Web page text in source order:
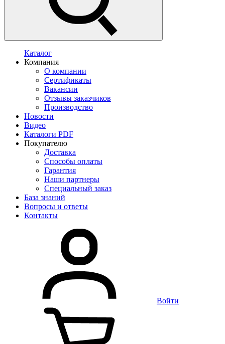
Каталог
Компания
О компании
Сертификаты
Вакансии
Отзывы заказчиков
Производство
Новости
Видео
Каталоги PDF
Покупателю
Доставка
Способы оплаты
Гарантия
Наши партнеры
Специальный заказ
База знаний
Вопросы и ответы
Контакты
Войти